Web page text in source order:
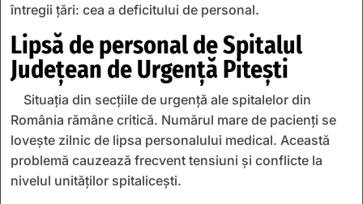
întregii țări: cea a deficitului de personal.
Lipsă de personal de Spitalul
Județean de Urgență Pitești
Situația din secțiile de urgență ale spitalelor din
România rămâne critică. Numărul mare de pacienți se
lovește zilnic de lipsa personalului medical. Această
problemă cauzează frecvent tensiuni și conflicte la
nivelul unităților spitalicești.